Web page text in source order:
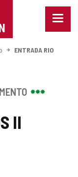
Menu
ENTRADA RIO
II